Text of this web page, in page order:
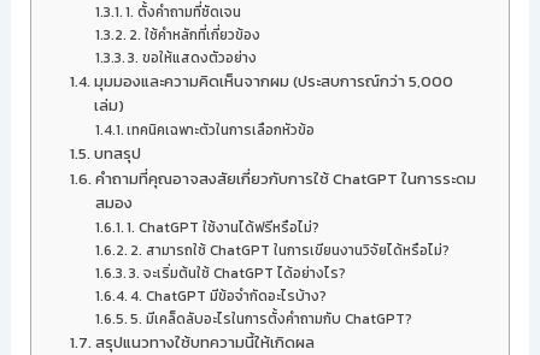
1. ตั้งคำถามที่ชัดเจน
2. ใช้คำหลักที่เกี่ยวข้อง
3. ขอให้แสดงตัวอย่าง
มุมมองและความคิดเห็นจากผม (ประสบการณ์กว่า 5,000
เล่ม)
เทคนิคเฉพาะตัวในการเลือกหัวข้อ
บทสรุป
คำถามที่คุณอาจสงสัยเกี่ยวกับการใช้ ChatGPT ในการระดม
สมอง
1. ChatGPT ใช้งานได้ฟรีหรือไม่?
2. สามารถใช้ ChatGPT ในการเขียนงานวิจัยได้หรือไม่?
3. จะเริ่มต้นใช้ ChatGPT ได้อย่างไร?
4. ChatGPT มีข้อจำกัดอะไรบ้าง?
5. มีเคล็ดลับอะไรในการตั้งคำถามกับ ChatGPT?
สรุปแนวทางใช้บทความนี้ให้เกิดผล